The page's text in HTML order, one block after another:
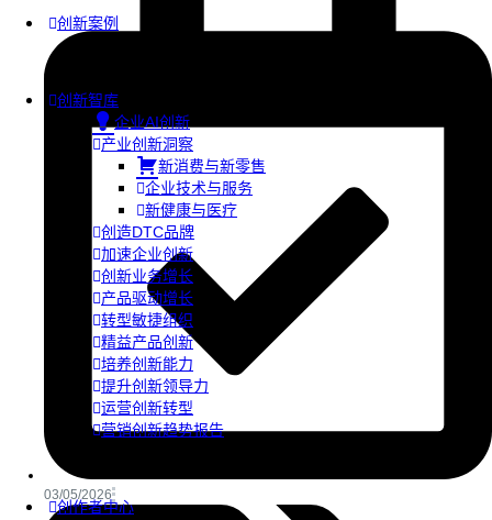
创新案例
创新智库
企业AI创新
产业创新洞察
新消费与新零售
企业技术与服务
新健康与医疗
创造DTC品牌
加速企业创新
创新业务增长
产品驱动增长
转型敏捷组织
精益产品创新
培养创新能力
提升创新领导力
运营创新转型
营销创新趋势报告
创作者中心
03/05/2026